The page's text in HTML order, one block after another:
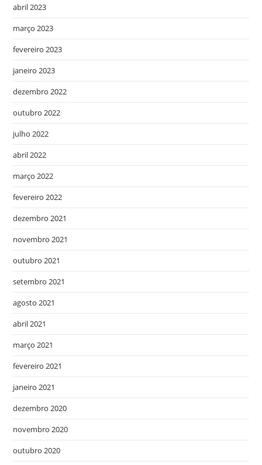
abril 2023
março 2023
fevereiro 2023
janeiro 2023
dezembro 2022
outubro 2022
julho 2022
abril 2022
março 2022
fevereiro 2022
dezembro 2021
novembro 2021
outubro 2021
setembro 2021
agosto 2021
abril 2021
março 2021
fevereiro 2021
janeiro 2021
dezembro 2020
novembro 2020
outubro 2020